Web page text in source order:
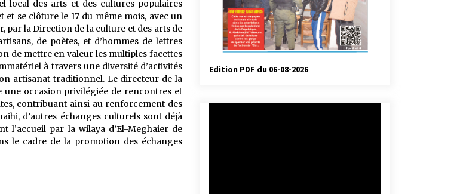
Première voiture de course conçue
et fabriquée localement : Une équipe
d’étudiants algériens participe à
une compétition internationale
3 semaines ago
Université Alger 3 : Lancement d’un
master à cursus intégré à la licence
en communication en langue
amazighe
3 semaines ago
local des arts et des cultures populaires
et se clôture le 17 du même mois, avec un
par la Direction de la culture et des arts de
de poètes, et d’hommes de lettres
de mettre en valeur les multiples facettes
à travers une diversité d’activités
artisanat traditionnel. Le directeur de la
une occasion privilégiée de rencontres et
contribuant ainsi au renforcement des
d’autres échanges culturels sont déjà
l’accueil par la wilaya d’El-Meghaier de
le cadre de la promotion des échanges
Edition PDF du 06-08-2026